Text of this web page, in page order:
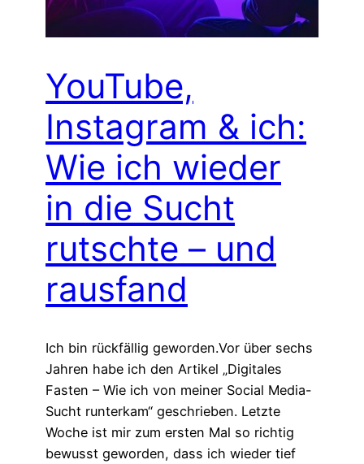
YouTube,
Instagram & ich:
Wie ich wieder
in die Sucht
rutschte – und
rausfand
Ich bin rückfällig geworden.Vor über sechs
Jahren habe ich den Artikel „Digitales
Fasten – Wie ich von meiner Social Media-
Sucht runterkam“ geschrieben. Letzte
Woche ist mir zum ersten Mal so richtig
bewusst geworden, dass ich wieder tief